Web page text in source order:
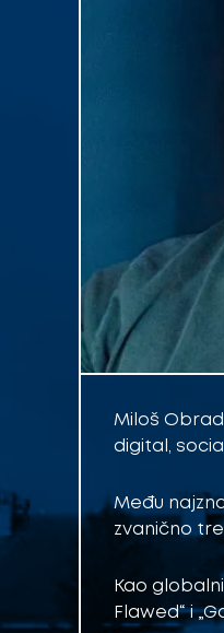
Miloš
digital,
Među
zvanično
Kao
Flawed“ i